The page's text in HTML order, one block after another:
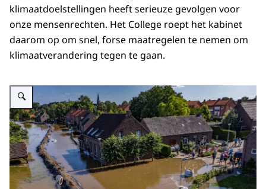
klimaatdoelstellingen heeft serieuze gevolgen voor
onze mensenrechten. Het College roept het kabinet
daarom op om snel, forse maatregelen te nemen om
klimaatverandering tegen te gaan.
Vergroot afbeelding Het Limburgse plaatsje Horn is overstroomd in juli